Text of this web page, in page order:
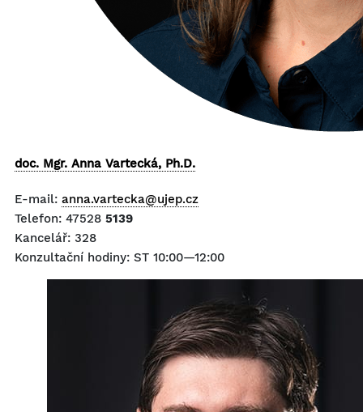
doc. Mgr. Anna Vartecká, Ph.D.
E-mail: anna.vartecka@ujep.cz
Telefon: 47528 5139
Kancelář: 328
Konzultační hodiny: ST 10:00—12:00